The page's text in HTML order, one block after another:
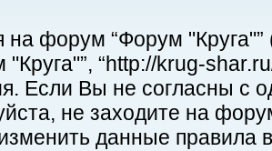
на форум “Форум
"Круга"”, “http://krug-
Если Вы не согласны с
не заходите на
данные правила